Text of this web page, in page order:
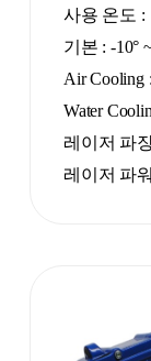
사용 온도 :
기본 : -10°
Air Cooling
Water
레이저 파
레이저 파